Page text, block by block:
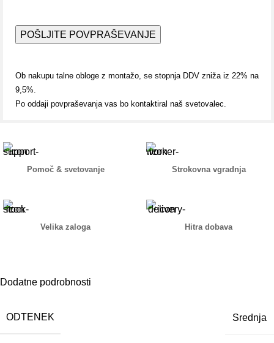
Ob nakupu talne obloge z montažo, se stopnja DDV zniža iz 22% na
9,5%.
Po oddaji povpraševanja vas bo kontaktiral naš svetovalec.
Pomoč & svetovanje Strokovna vgradnja
Velika zaloga Hitra dobava
Dodatne podrobnosti
ODTENEK Srednja